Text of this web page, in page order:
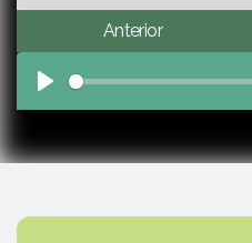
Anterior
Play